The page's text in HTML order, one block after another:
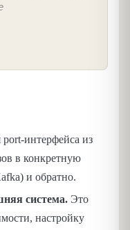
интерфейса из
в конкретную
и обратно.
система. Это
настройку